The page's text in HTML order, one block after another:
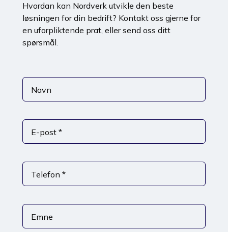
Hvordan kan Nordverk utvikle den beste
løsningen for din bedrift? Kontakt oss gjerne for
en uforpliktende prat, eller send oss ditt
spørsmål.
Navn
E-post *
Telefon *
Emne